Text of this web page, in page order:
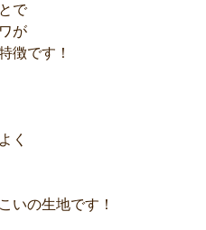
で
が
徴です！
く
いの生地です！